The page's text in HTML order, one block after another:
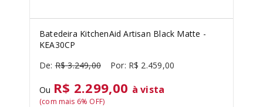
Batedeira KitchenAid Artisan Black Matte -
KEA30CP
R$ 3.249,00 R$ 2.459,00
Ou R$ 2.299,00 à vista
(com mais 6% OFF)